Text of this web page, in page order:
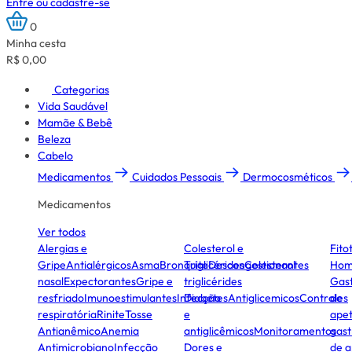
0
Minha cesta
R$ 0,00
Categorias
Vida Saudável
Mamãe & Bebê
Beleza
Cabelo
Medicamentos
Cuidados Pessoais Dermocosméticos
Medicamentos
Ver todos
Alergias e
GripeAntialérgicosAsmaBronquiteDescongestionantes
nasalExpectorantesGripe e
resfriadoImunoestimulantesInfecção
respiratóriaRiniteTosse
AntianêmicoAnemia
AntimicrobianoInfecção
Colesterol e
TriglicéridesColesterol
triglicérides
DiabetesAntiglicemicosControles
e
antiglicêmicosMonitoramentos
Dores e
de
de